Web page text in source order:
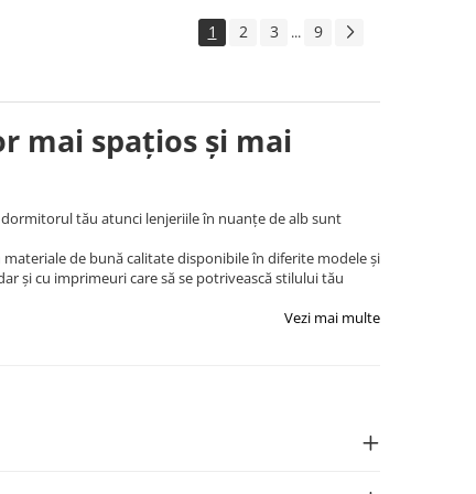
1 2 3 ... 9
mai spațios și mai
tău atunci lenjeriile în nuanțe de alb sunt
de bună calitate disponibile în diferite modele și
și cu imprimeuri care să se potrivească stilului tău
Vezi mai multe